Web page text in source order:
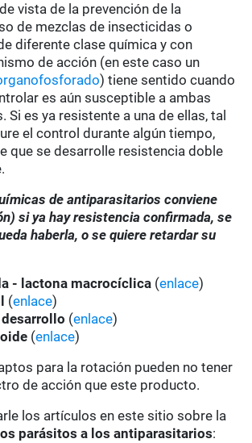
vista de la prevención de la
de mezclas de insecticidas o
diferente clase química y con
de acción (en este caso un
) tiene sentido cuando
es aún susceptible a ambas
Si es ya resistente a una de ellas, tal
el control durante algún tiempo,
que se desarrolle resistencia doble
de antiparasitarios conviene
si ya hay resistencia confirmada, se
haberla, o se quiere retardar su
- lactona macrocíclica (enlace)
(enlace)
(enlace)
(enlace)
para la rotación pueden no tener
de acción que este producto.
los artículos en este sitio sobre la
parásitos a los antiparasitarios: